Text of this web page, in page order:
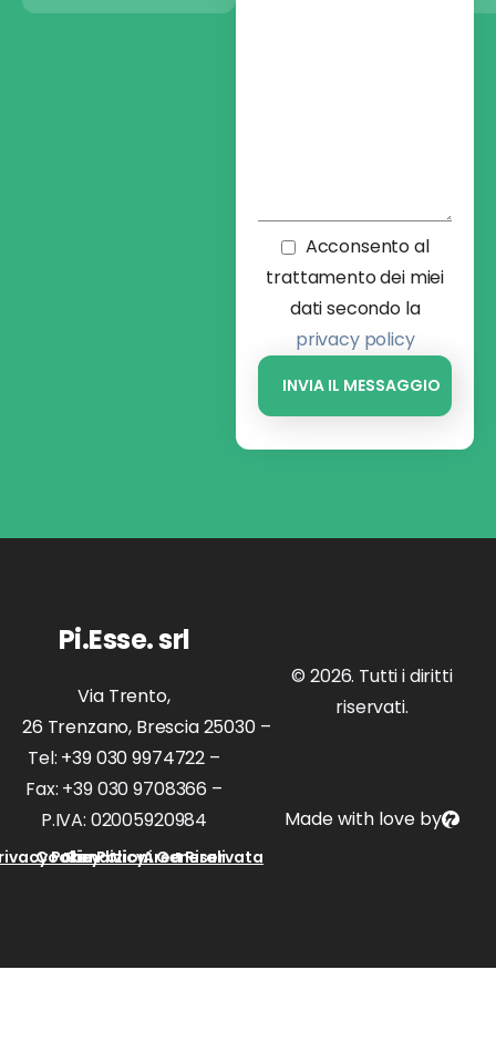
Acconsento al
trattamento dei miei
dati secondo la
privacy policy
Pi.Esse. srl
Via Trento,
26 Trenzano, Brescia 25030–
Tel: +39 030 9974722 –
Fax: +39 030 9708366 –
P.IVA: 02005920984
Policy
Cookie Policy
Condizioni Generali
Area Riservata
© 2026. Tutti i diritti
riservati.
Made with love by